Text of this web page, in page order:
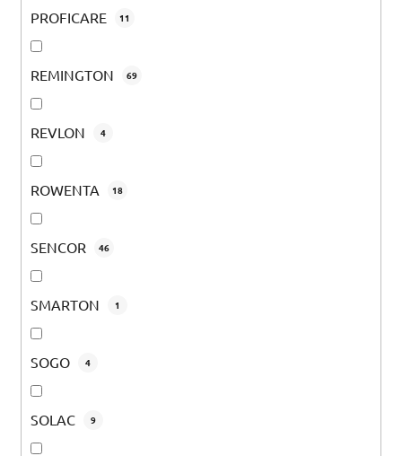
PROFICARE 11
REMINGTON 69
REVLON 4
ROWENTA 18
SENCOR 46
SMARTON 1
SOGO 4
SOLAC 9